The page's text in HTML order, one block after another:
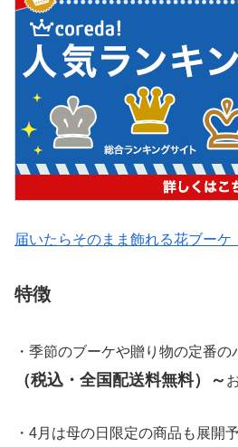
届いたらそのまま飾れる花ブーケ
特徴
・季節のブーケや贈り物の定番
（税込・全国配送料無料）～
・4月は母の日限定の商品も展開